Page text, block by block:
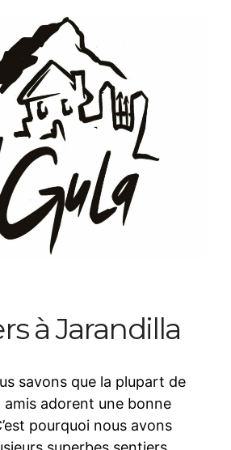
à Jarandilla
savons que la plupart de
adorent une bonne
pourquoi nous avons